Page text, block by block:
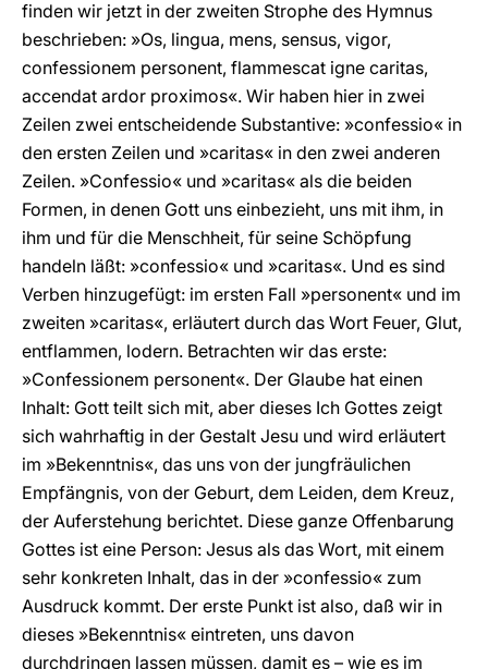
finden wir jetzt in der zweiten Strophe des Hymnus
beschrieben: »Os, lingua, mens, sensus, vigor,
confessionem personent, flammescat igne caritas,
accendat ardor proximos«. Wir haben hier in zwei
Zeilen zwei entscheidende Substantive: »confessio« in
den ersten Zeilen und »caritas« in den zwei anderen
Zeilen. »Confessio« und »caritas« als die beiden
Formen, in denen Gott uns einbezieht, uns mit ihm, in
ihm und für die Menschheit, für seine Schöpfung
handeln läßt: »confessio« und »caritas«. Und es sind
Verben hinzugefügt: im ersten Fall »personent« und im
zweiten »caritas«, erläutert durch das Wort Feuer, Glut,
entflammen, lodern. Betrachten wir das erste:
»Confessionem personent«. Der Glaube hat einen
Inhalt: Gott teilt sich mit, aber dieses Ich Gottes zeigt
sich wahrhaftig in der Gestalt Jesu und wird erläutert
im »Bekenntnis«, das uns von der jungfräulichen
Empfängnis, von der Geburt, dem Leiden, dem Kreuz,
der Auferstehung berichtet. Diese ganze Offenbarung
Gottes ist eine Person: Jesus als das Wort, mit einem
sehr konkreten Inhalt, das in der »confessio« zum
Ausdruck kommt. Der erste Punkt ist also, daß wir in
dieses »Bekenntnis« eintreten, uns davon
durchdringen lassen müssen, damit es – wie es im